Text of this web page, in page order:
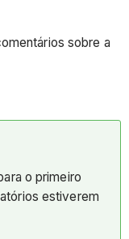
sobre a
o primeiro
estiverem